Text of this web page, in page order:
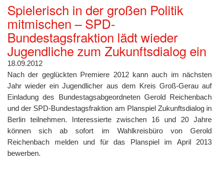
Spielerisch in der großen Politik
mitmischen – SPD-
Bundestagsfraktion lädt wieder
Jugendliche zum Zukunftsdialog ein
18.09.2012
Nach der geglückten Premiere 2012 kann auch im nächsten
Jahr wieder ein Jugendlicher aus dem Kreis Groß-Gerau auf
Einladung des Bundestagsabgeordneten Gerold Reichenbach
und der SPD-Bundestagsfraktion am Planspiel Zukunftsdialog in
Berlin teilnehmen. Interessierte zwischen 16 und 20 Jahre
können sich ab sofort im Wahlkreisbüro von Gerold
Reichenbach melden und für das Planspiel im April 2013
bewerben.